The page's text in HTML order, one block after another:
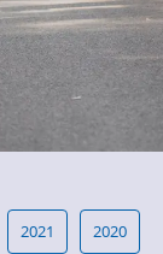
2021 2020